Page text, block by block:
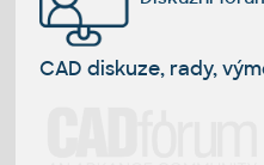
CAD diskuze, rady,